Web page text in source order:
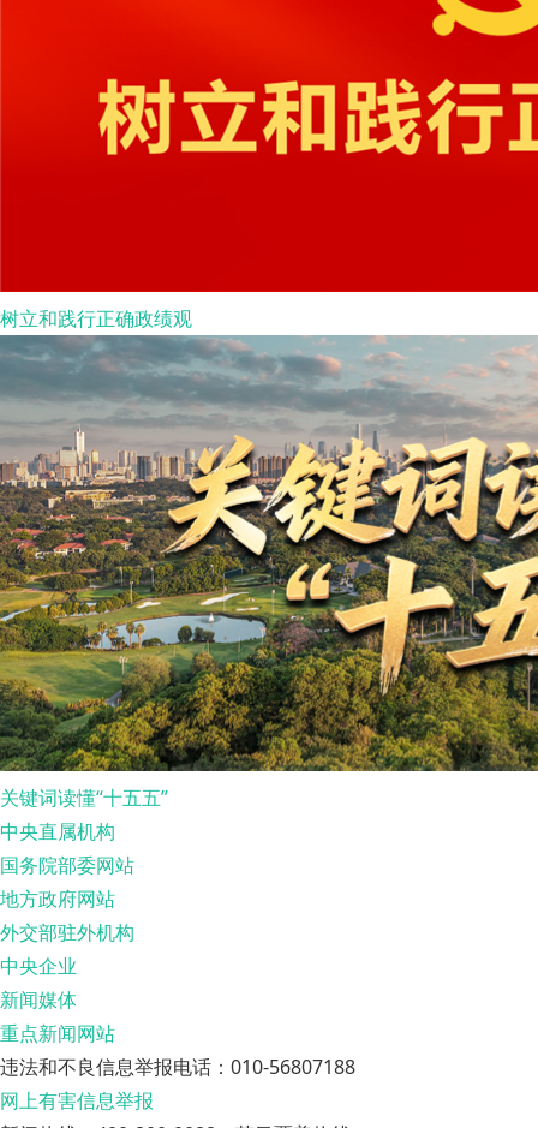
树立和践行正确政绩观
关键词读懂“十五五”
中央直属机构
国务院部委网站
地方政府网站
外交部驻外机构
中央企业
新闻媒体
重点新闻网站
违法和不良信息举报电话：010-56807188
网上有害信息举报